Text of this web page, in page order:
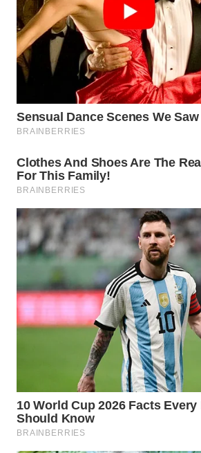
WN
PAKPAK
WN
KARAWANG
WN
WN
BOGOR
WN
DEPOK
WN
TAPANULI
WN
PADANG
LAWAS